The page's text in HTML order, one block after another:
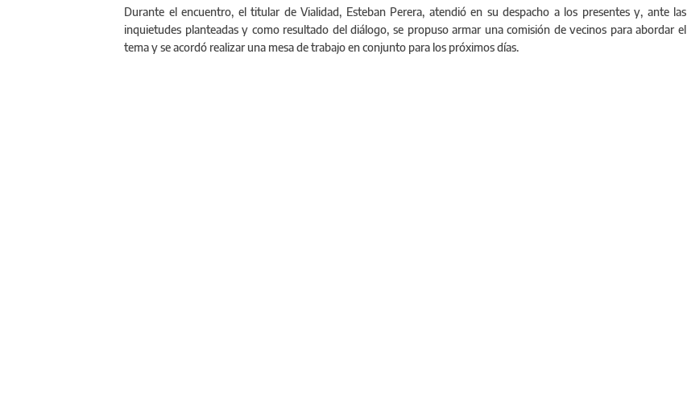
Durante el encuentro, el titular de Vialidad, Esteban Perera, atendió en su despacho a los presentes y, ante las
inquietudes planteadas y como resultado del diálogo, se propuso armar una comisión de vecinos para abordar el
tema y se acordó realizar una mesa de trabajo en conjunto para los próximos días.